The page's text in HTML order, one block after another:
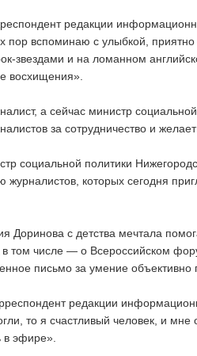
редакции
вспоминаю с улыбкой, приятно
звездами и на ломанном
восхищения».
а сейчас министр
за сотрудничество и
социальной политики
которых сегодня
Доринова с детства мечтала
том числе — о Всероссийском
письмо за умение
редакции
то я счастливый человек, и мне
в эфире».